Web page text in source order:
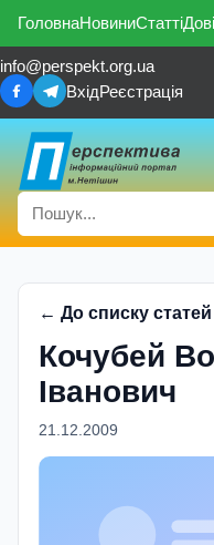
ГоловнаНовиниСтатті
info@perspekt.org.ua
ВхідРеєстрація
← До списку статей
Кочубей
Іванович
21.12.2009